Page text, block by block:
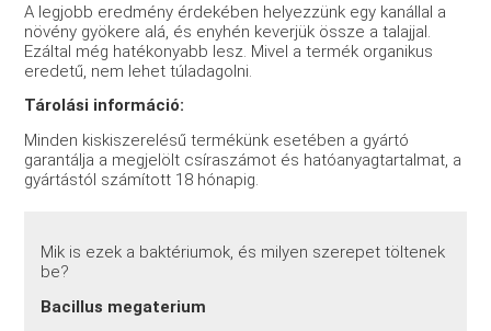
A legjobb eredmény érdekében helyezzünk egy kanállal a
növény gyökere alá, és enyhén keverjük össze a talajjal.
Ezáltal még hatékonyabb lesz. Mivel a termék organikus
eredetű, nem lehet túladagolni.
Tárolási információ:
Minden kiskiszerelésű termékünk esetében a gyártó
garantálja a megjelölt csíraszámot és hatóanyagtartalmat, a
gyártástól számított 18 hónapig.
Mik is ezek a baktériumok, és milyen szerepet töltenek
be?
Bacillus megaterium